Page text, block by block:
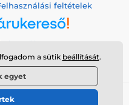
feltételek
szolgáltatónk a
a sütik beállítását.
egyet